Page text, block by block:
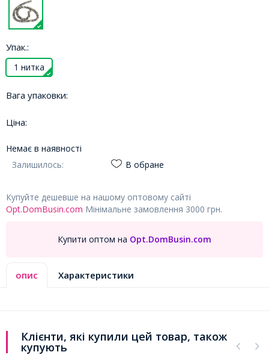
Упак.:
1 нитка
Вага упаковки:
Ціна:
Немає в наявності
Залишилось:
В обране
Купуйте дешевше на нашому оптовому сайті
Opt.DomBusin.com Мінімальне замовлення 3000 грн.
Купити оптом на Opt.DomBusin.com
опис Характеристики
Клієнти, які купили цей товар, також
купують